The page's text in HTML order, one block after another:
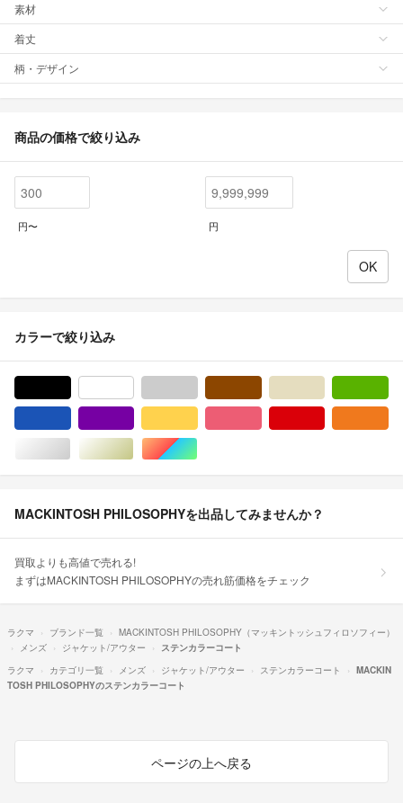
素材
着丈
柄・デザイン
商品の価格で絞り込み
円〜 円
カラーで絞り込み
シルバー/銀色系ゴールド/金色系マルチカラー
MACKINTOSH PHILOSOPHYを出品してみませんか？
買取よりも高値で売れる!
まずはMACKINTOSH PHILOSOPHYの売れ筋価格をチェック
ラクマ ブランド一覧
MACKINTOSH PHILOSOPHY（マッキントッシュフィロソフィー）
メンズ
ジャケット/アウター
ステンカラーコート
ラクマ
カテゴリ一覧 メンズ ジャケット/アウター ステンカラーコート
MACKIN
TOSH PHILOSOPHYのステンカラーコート
ページの上へ戻る